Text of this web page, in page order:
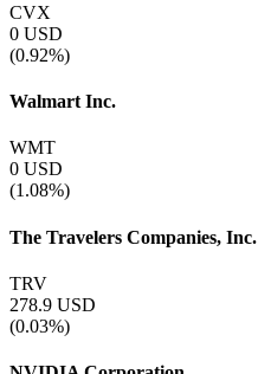
CVX
0 USD
(0.92%)
Walmart Inc.
WMT
0 USD
(1.08%)
The Travelers Companies, Inc.
TRV
278.9 USD
(0.03%)